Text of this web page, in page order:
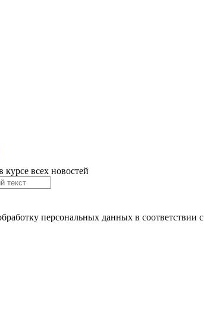
всех новостей
персональных данных в соответствии с